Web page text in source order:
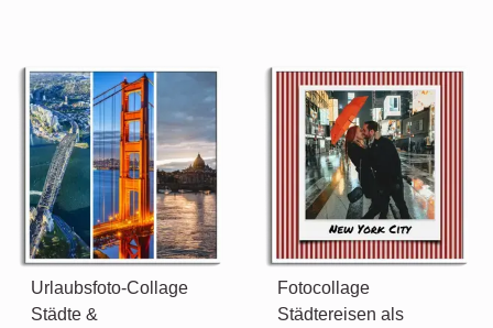
Urlaubsfoto-Collage
Städte &
Fotocollage
Städtereisen als